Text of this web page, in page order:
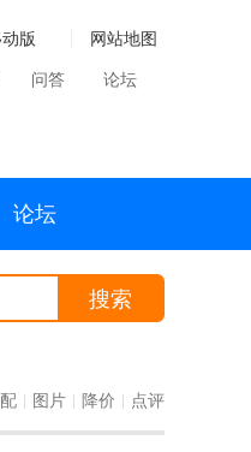
版 网站地图
问答 论坛
论坛
搜索
图片 降价 点评